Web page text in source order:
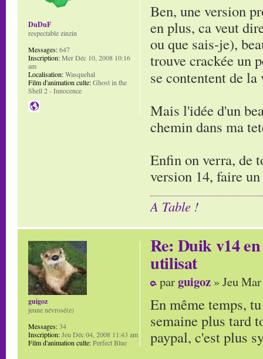
Ben, une version
en plus, ca veut
ou que sais-je),
trouve crackée un
se contentent de
Mais l'idée d'un
chemin dans ma
Enfin on verra, de
version 14, faire
A Table !
DuDuF
respectable zinzin
Messages:647
Inscription:Mer Déc 10, 2008 10:16
am
Localisation:Wasquehal
Film d'animation culte:Ghost in the
Shell 2 - Innocence
Re: Duik v14
utilisat
parguigoz » Jeu
En même temps,
semaine plus tard
paypal, c'est plus
guigoz
jeune névrosé(e)
Messages:34
Inscription:Jeu Déc 04, 2008 11:43 am
Film d'animation culte:Perfect Blue